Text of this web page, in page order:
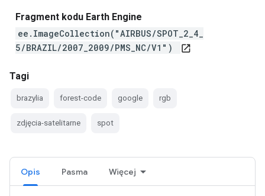
Fragment kodu Earth Engine
ee.ImageCollection("AIRBUS/SPOT_2_4_
5/BRAZIL/2007_2009/PMS_NC/V1")
open_in_new
Tagi
brazylia forest-code google rgb
zdjęcia-satelitarne spot
Opis Pasma Więcej